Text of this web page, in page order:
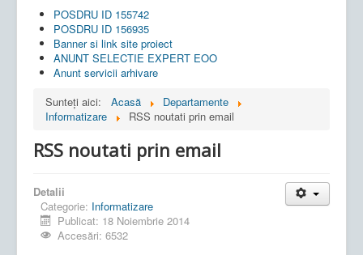
POSDRU ID 155742
POSDRU ID 156935
Banner si link site proiect
ANUNT SELECTIE EXPERT EOO
Anunt servicii arhivare
Sunteți aici:
Acasă
Departamente
Informatizare
RSS noutati prin email
RSS noutati prin email
Detalii
Categorie: Informatizare
Publicat: 18 Noiembrie 2014
Accesări: 6532